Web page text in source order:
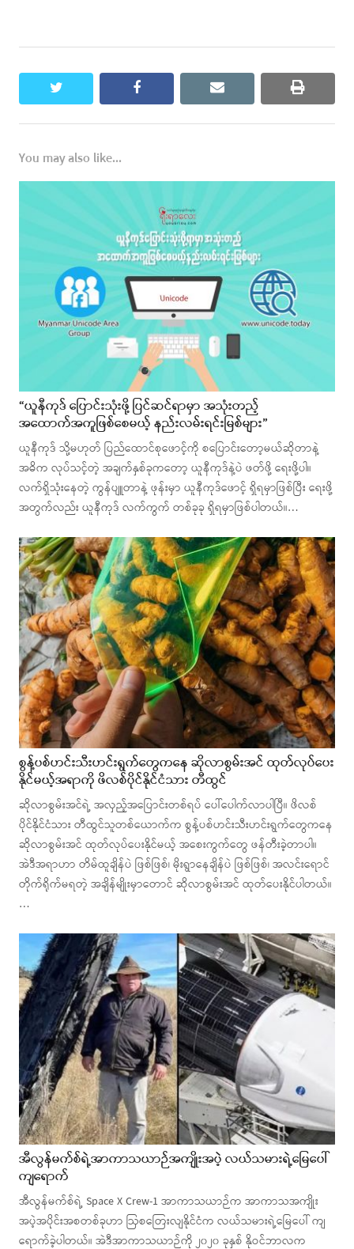
twitter facebook email print
You may also like...
“ယူနီကုဒ် ပြောင်းသုံးဖို့ ပြင်ဆင်ရာမှာ အသုံးတည့်
အထောက်အကူဖြစ်စေမယ့် နည်းလမ်းရင်းမြစ်များ”
ယူနီကုဒ် သို့မဟုတ် ပြည်ထောင်စုဖောင့်ကို စပြောင်းတော့မယ်ဆိုတာနဲ့
အဓိက လုပ်သင့်တဲ့ အချက်နှစ်ခုကတော့ ယူနီကုဒ်နဲ့ပဲ ဖတ်ဖို့ ရေးဖို့ပါ။
လက်ရှိသုံးနေတဲ့ ကွန်ပျူတာနဲ့ ဖုန်းမှာ ယူနီကုဒ်ဖောင့် ရှိရမှာဖြစ်ပြီး ရေးဖို့
အတွက်လည်း ယူနီကုဒ် လက်ကွက် တစ်ခုခု ရှိရမှာဖြစ်ပါတယ်။…
စွန့်ပစ်ဟင်းသီးဟင်းရွက်တွေကနေ ဆိုလာစွမ်းအင် ထုတ်လုပ်ပေး
နိုင်မယ့်အရာကို ဖိလစ်ပိုင်နိုင်ငံသား တီထွင်
ဆိုလာစွမ်းအင်ရဲ့ အလှည့်အပြောင်းတစ်ရပ် ပေါ်ပေါက်လာပါပြီ။ ဖိလစ်
ပိုင်နိုင်ငံသား တီထွင်သူတစ်ယောက်က စွန့်ပစ်ဟင်းသီးဟင်းရွက်တွေကနေ
ဆိုလာစွမ်းအင် ထုတ်လုပ်ပေးနိုင်မယ့် အစေးကွက်တွေ ဖန်တီးခဲ့တာပါ။
အဲဒီအရာဟာ တိမ်ထူချိန်ပဲ ဖြစ်ဖြစ်၊ မိုးရွာနေချိန်ပဲ ဖြစ်ဖြစ်၊ အလင်းရောင်
တိုက်ရိုက်မရတဲ့ အချိန်မျိုးမှာတောင် ဆိုလာစွမ်းအင် ထုတ်ပေးနိုင်ပါတယ်။
…
အီလွန်မက်စ်ရဲ့အာကာသယာဉ်အကျိုးအပဲ့ လယ်သမားရဲ့မြေပေါ်
ကျရောက်
အီလွန်မက်စ်ရဲ့ Space X Crew-1 အာကာသယာဉ်က အာကာသအကျိုး
အပဲ့အပိုင်းအစတစ်ခုဟာ ဩစတြေးလျနိုင်ငံက လယ်သမားရဲ့မြေပေါ် ကျ
ရောက်ခဲ့ပါတယ်။ အဲဒီအာကာသယာဉ်ကို ၂၀၂၀ ခုနှစ် နိုဝင်ဘာလက